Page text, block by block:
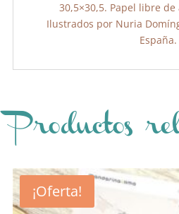
30,5×30,5. Papel libre
Ilustrados por Nuria
España.
Productos
¡Oferta!